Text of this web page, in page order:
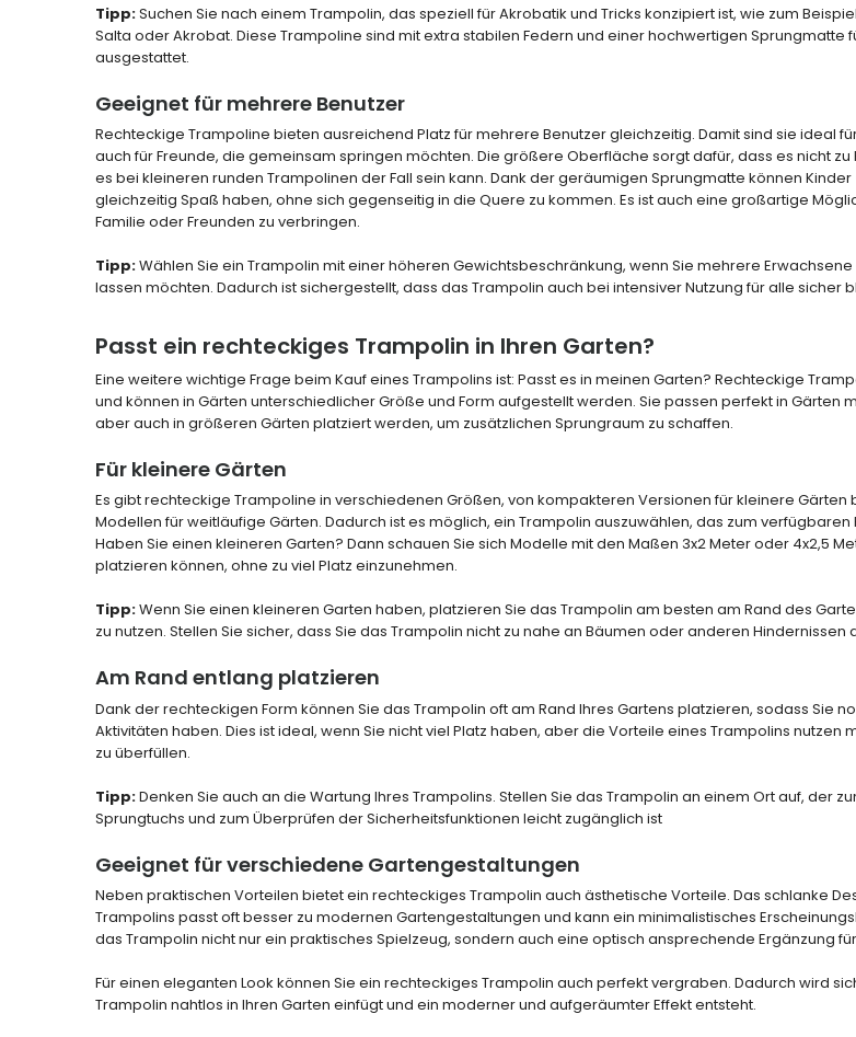
Tipp:Suchen Sie nach einem Trampolin, das speziell für Akrobatik und Tricks konzipiert ist, wie zum
Salta oder Akrobat. Diese Trampoline sind mit extra stabilen Federn und einer hochwertigen Sprungmatte
ausgestattet.
Geeignet für mehrere Benutzer
Rechteckige Trampoline bieten ausreichend Platz für mehrere Benutzer gleichzeitig. Damit sind sie ideal
auch für Freunde, die gemeinsam springen möchten. Die größere Oberfläche sorgt dafür, dass es nicht
es bei kleineren runden Trampolinen der Fall sein kann. Dank der geräumigen Sprungmatte können
gleichzeitig Spaß haben, ohne sich gegenseitig in die Quere zu kommen. Es ist auch eine großartige
Familie oder Freunden zu verbringen.
Tipp:Wählen Sie ein Trampolin mit einer höheren Gewichtsbeschränkung, wenn Sie mehrere
lassen möchten. Dadurch ist sichergestellt, dass das Trampolin auch bei intensiver Nutzung für alle sicher
Passt ein rechteckiges Trampolin in Ihren Garten?
Eine weitere wichtige Frage beim Kauf eines Trampolins ist: Passt es in meinen Garten? Rechteckige
und können in Gärten unterschiedlicher Größe und Form aufgestellt werden. Sie passen perfekt in Gärten
aber auch in größeren Gärten platziert werden, um zusätzlichen Sprungraum zu schaffen.
Für kleinere Gärten
Es gibt rechteckige Trampoline in verschiedenen Größen, von kompakteren Versionen für kleinere Gärten
Modellen für weitläufige Gärten. Dadurch ist es möglich, ein Trampolin auszuwählen, das zum verfügbaren
Haben Sie einen kleineren Garten? Dann schauen Sie sich Modelle mit den Maßen 3x2 Meter oder 4x2,5
platzieren können, ohne zu viel Platz einzunehmen.
Tipp:Wenn Sie einen kleineren Garten haben, platzieren Sie das Trampolin am besten am Rand des
zu nutzen. Stellen Sie sicher, dass Sie das Trampolin nicht zu nahe an Bäumen oder anderen Hindernissen
Am Rand entlang platzieren
Dank der rechteckigen Form können Sie das Trampolin oft am Rand Ihres Gartens platzieren, sodass Sie
Aktivitäten haben. Dies ist ideal, wenn Sie nicht viel Platz haben, aber die Vorteile eines Trampolins nutzen
zu überfüllen.
Tipp:Denken Sie auch an die Wartung Ihres Trampolins. Stellen Sie das Trampolin an einem Ort auf, der
Sprungtuchs und zum Überprüfen der Sicherheitsfunktionen leicht zugänglich ist
Geeignet für verschiedene Gartengestaltungen
Neben praktischen Vorteilen bietet ein rechteckiges Trampolin auch ästhetische Vorteile. Das schlanke
Trampolins passt oft besser zu modernen Gartengestaltungen und kann ein minimalistisches
das Trampolin nicht nur ein praktisches Spielzeug, sondern auch eine optisch ansprechende Ergänzung
Für einen eleganten Look können Sie ein rechteckiges Trampolin auch perfekt vergraben. Dadurch wird
Trampolin nahtlos in Ihren Garten einfügt und ein moderner und aufgeräumter Effekt entsteht.